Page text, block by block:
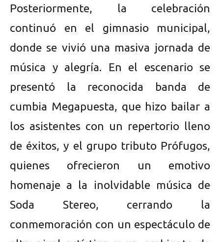
Posteriormente, la celebración
continuó en el gimnasio municipal,
donde se vivió una masiva jornada de
música y alegría. En el escenario se
presentó la reconocida banda de
cumbia Megapuesta, que hizo bailar a
los asistentes con un repertorio lleno
de éxitos, y el grupo tributo Prófugos,
quienes ofrecieron un emotivo
homenaje a la inolvidable música de
Soda Stereo, cerrando la
conmemoración con un espectáculo de